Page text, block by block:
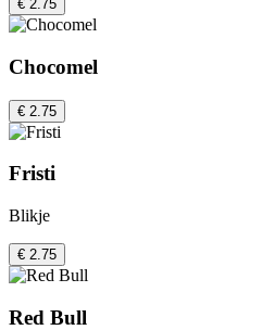
€ 2.75
Chocomel
€ 2.75
Fristi
Blikje
€ 2.75
Red Bull